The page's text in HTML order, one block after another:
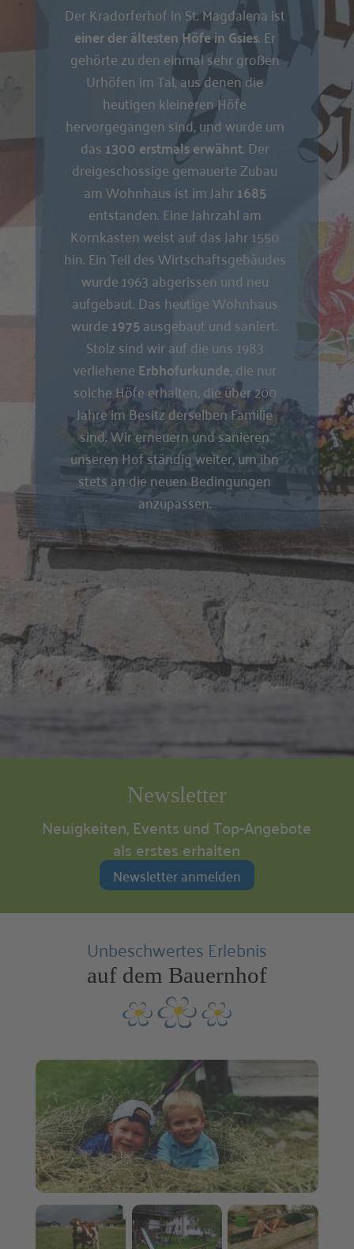
Der Kradorferhof in St. Magdalena ist
einer der ältesten Höfe in Gsies. Er
gehörte zu den einmal sehr großen
Urhöfen im Tal, aus denen die
heutigen kleineren Höfe
hervorgegangen sind, und wurde um
das1300 erstmals erwähnt. Der
dreigeschossige gemauerte Zubau
am Wohnhaus ist im Jahr1685
entstanden. Eine Jahrzahl am
Kornkasten weist auf das Jahr 1550
hin. Ein Teil des Wirtschaftsgebäudes
wurde 1963 abgerissen und neu
aufgebaut. Das heutige Wohnhaus
wurde1975ausgebaut und saniert.
Stolz sind wir auf die uns 1983
verlieheneErbhofurkunde, die nur
solche Höfe erhalten, die über 200
Jahre im Besitz derselben Familie
sind. Wir erneuern und sanieren
unseren Hof ständig weiter, um ihn
stets an die neuen Bedingungen
anzupassen.
Newsletter
Neuigkeiten, Events und Top-Angebote
als erstes erhalten
Newsletter anmelden
Unbeschwertes Erlebnis
auf dem Bauernhof